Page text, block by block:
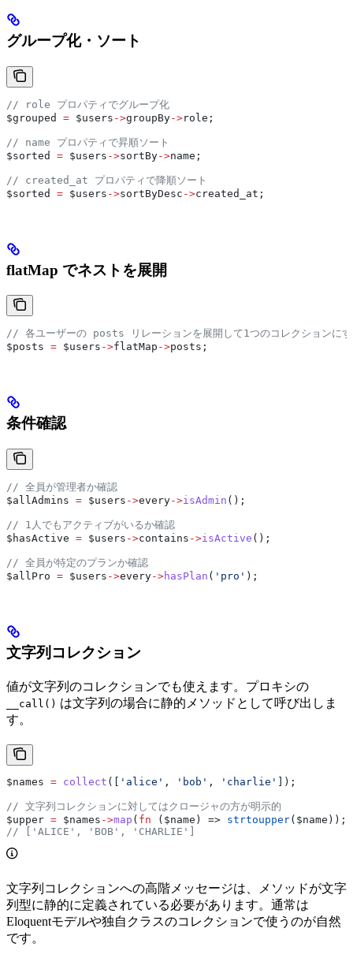
グループ化・ソート
// role プロパティでグループ化
$grouped
= $users ->groupBy->role ;
// name プロパティで昇順ソート
$sorted
= $users ->sortBy->name ;
// created_at プロパティで降順ソート
$sorted
= $users ->sortByDesc ->created_at ;
flatMap でネストを展開
// 各ユーザーの posts リレーションを展開して1つのコレクションに
$posts = $users ->flatMap ->posts ;
条件確認
// 全員が管理者か確認
$allAdmins = $users ->every->isAdmin ();
// 1人でもアクティブがいるか確認
$hasActive = $users ->contains ->isActive ();
// 全員が特定のプランか確認
$allPro = $users ->every->hasPlan ( 'pro' );
文字列コレクション
値が文字列のコレクションでも使えます。プロキシの
__call() は文字列の場合に静的メソッドとして呼び出しま
す。
$names = collect ([ 'alice' , 'bob' , 'charlie' ]);
// 文字列コレクションに対してはクロージャの方が明示的
$upper = $names ->map ( fn ( $name ) => strtoupper( $name ));
// ['ALICE', 'BOB', 'CHARLIE']
文字列コレクションへの高階メッセージは、メソッドが文字
列型に静的に定義されている必要があります。通常は
Eloquentモデルや独自クラスのコレクションで使うのが自然
です。